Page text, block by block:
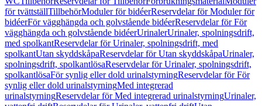
för tvättställTillbehörModuler för bidéerReservdelar för Moduler för
bidéerFör vägghängda och golvstående bidéerReservdelar för För
vägghängda och golvstående bidéerUrinalerUrinaler, spolningsdrift,
med spolkantReservdelar för Urinaler, spolningsdrift, med
spolkantUtan skyddskåpaReservdelar för Utan skyddskåpaUrinaler,
spolningsdrift, spolkantlösaReservdelar för Urinaler, spolningsdrift,
spolkantlösaFör synlig eller dold urinalstyrningReservdelar för För
synlig eller dold urinalstyrningMed integrerad
urinalstyrningReservdelar för Med integrerad urinalstyrningUrinaler,